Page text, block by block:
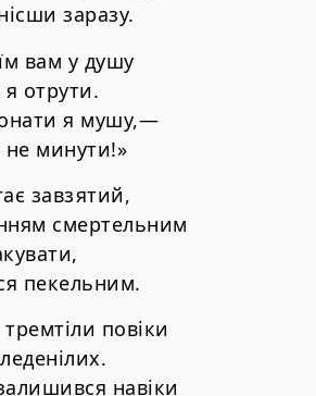
заразу.
вам у душу
отрути.
я мушу,—
минути!»
завзятий,
смертельним
пекельним.
повіки
навіки